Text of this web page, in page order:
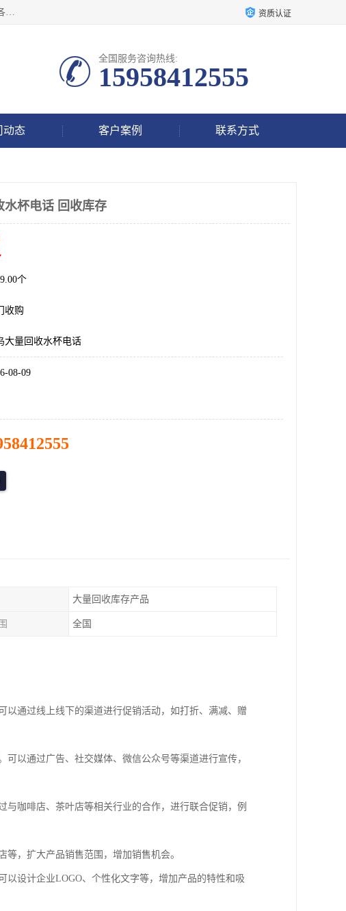
义乌永峰贸易商行长期从事:义乌库存回收、库存五金工具回收、库存杯子回收、尾货处理、尾货回收、库存毛绒玩具回收等各类产品库存回收，我们一直秉承：“，专业收购，价格从优，互惠互利，现金交易，价格公道”七大原则。欢迎有库存处理的老板来电洽谈! 资质认证
全国服务咨询热线:
15958412555
动态 客户案例 联系方式
水杯电话 回收库存
个
收购
大量回收水杯电话
08-09
大量回收库存产品
全国
以通过线上线下的渠道进行促销活动，如打折、满减、赠
以通过广告、社交媒体、微信公众号等渠道进行宣传，
咖啡店、茶叶店等相关行业的合作，进行联合促销，例
，扩大产品销售范围，增加销售机会。
设计企业LOGO、个性化文字等，增加产品的特性和吸